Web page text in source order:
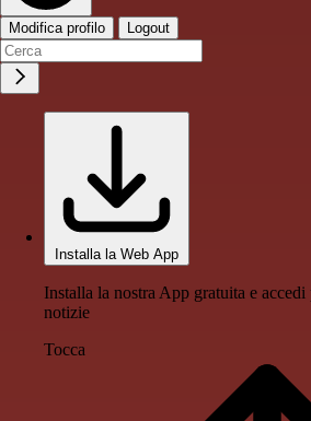
Modifica profilo Logout
Installa la Web App
Installa la nostra App gratuita e
notizie
Tocca